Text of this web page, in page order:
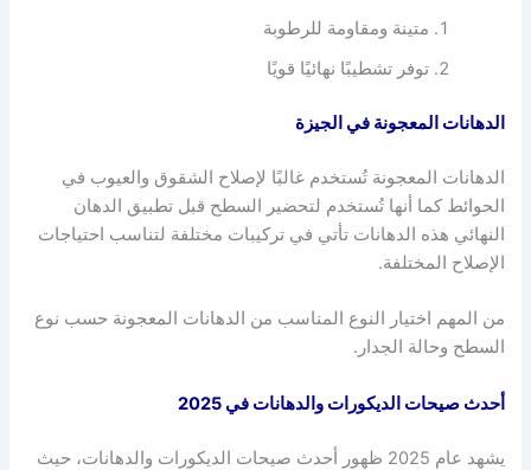
متينة ومقاومة للرطوبة
توفر تشطيبًا نهائيًا قويًا
الدهانات المعجونة في الجيزة
الدهانات المعجونة تُستخدم غالبًا لإصلاح الشقوق والعيوب في
الحوائط كما أنها تُستخدم لتحضير السطح قبل تطبيق الدهان
النهائي هذه الدهانات تأتي في تركيبات مختلفة لتناسب احتياجات
الإصلاح المختلفة.
من المهم اختيار النوع المناسب من الدهانات المعجونة حسب نوع
السطح وحالة الجدار.
أحدث صيحات الديكورات والدهانات في 2025
يشهد عام 2025 ظهور أحدث صيحات الديكورات والدهانات، حيث